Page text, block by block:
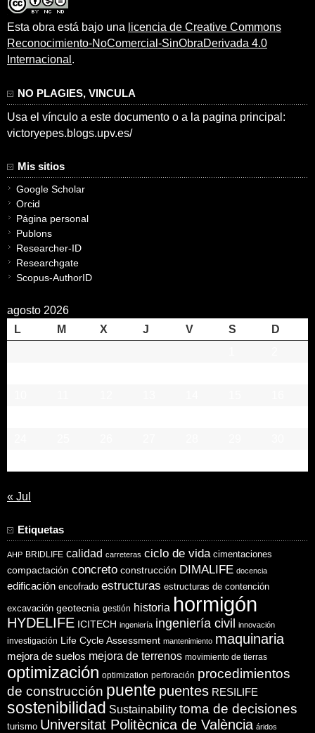
Esta obra está bajo una licencia de Creative Commons
Reconocimiento-NoComercial-SinObraDerivada 4.0
Internacional .
NO PLAGIES, VINCULA
Usa el vínculo a este documento o a la pagina principal:
victoryepes.blogs.upv.es/
Mis sitios
Google Scholar
Orcid
Página personal
Publons
Researcher-ID
Researchgate
Scopus-AuthorID
agosto 2026
L
M X J V S
D
« Jul
Etiquetas
AHP BRIDLIFE calidad carreteras ciclo de vida cimentaciones
compactación concreto construcción DIMALIFE docencia
edificación encofrado estructuras estructuras de contención
excavación geotecnia gestión historia hormigón
HYDELIFE ICITECH ingeniería ingeniería civil innovación
investigación Life Cycle Assessment mantenimiento maquinaria
mejora de suelos mejora de terrenos movimiento de tierras
optimización optimization perforación procedimientos
de construcción puente puentes RESILIFE
sostenibilidad Sustainability toma de decisiones
turismo Universitat Politècnica de València áridos